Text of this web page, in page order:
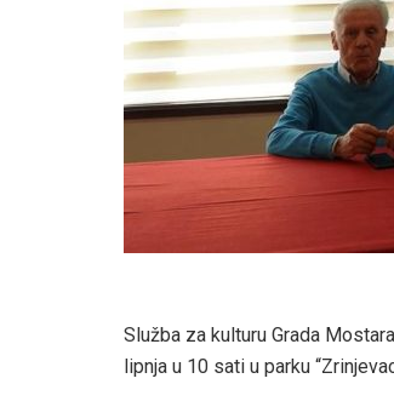
Služba za kulturu Grada
lipnja u 10 sati u parku